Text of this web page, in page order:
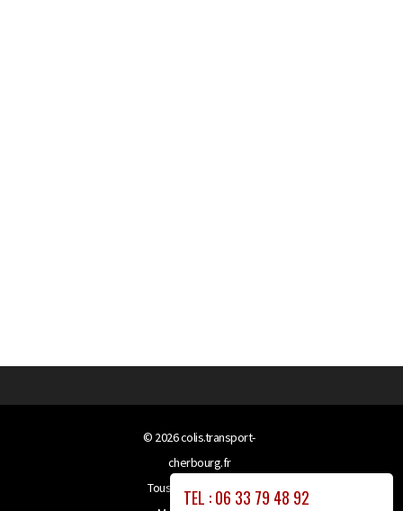
TEL : 06 33 79 48 92
© 2026colis.transport-
cherbourg.fr
Tous droits réservés